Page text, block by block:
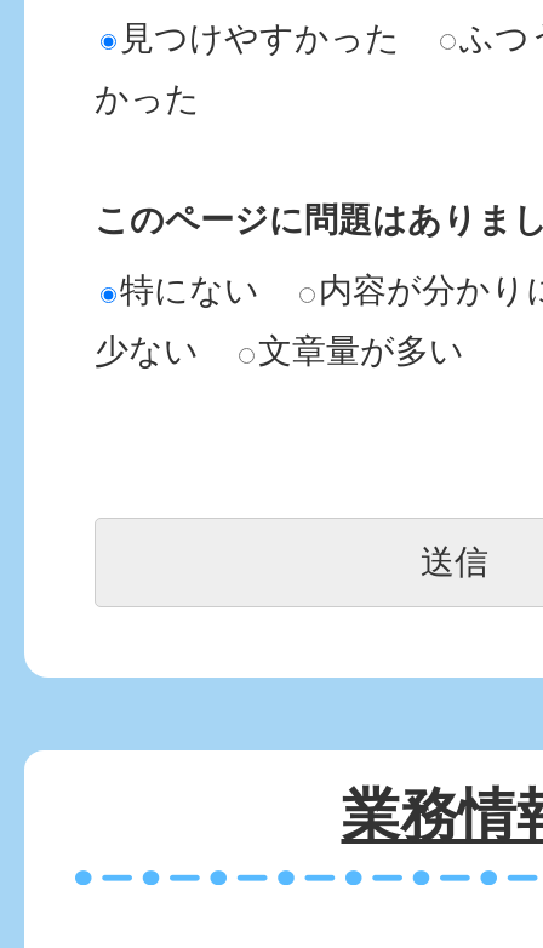
見つけやすかった
ふつ
かった
このページに問題はありま
特にない
内容が分かり
少ない
文章量が多い
業務情